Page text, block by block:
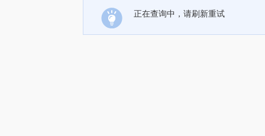
正在查询中，请刷新重试